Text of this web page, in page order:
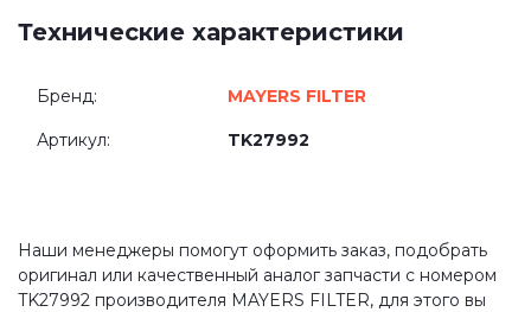
Технические характеристики
Бренд: MAYERS FILTER
Артикул: TK27992
Наши менеджеры помогут оформить заказ, подобрать
оригинал или качественный аналог запчасти с номером
TK27992 производителя MAYERS FILTER, для этого вы